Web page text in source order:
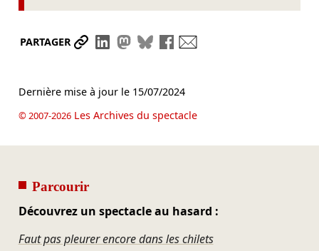
PARTAGER Partager le lien
Partager sur LinkedIn
Partager sur Mastodon
Partager sur Bluesky
Partager sur Facebook
Dernière mise à jour le 15/07/2024
© 2007-2026Les Archives du spectacle
Parcourir
Découvrez un spectacle au hasard :
Faut pas pleurer encore dans les chilets